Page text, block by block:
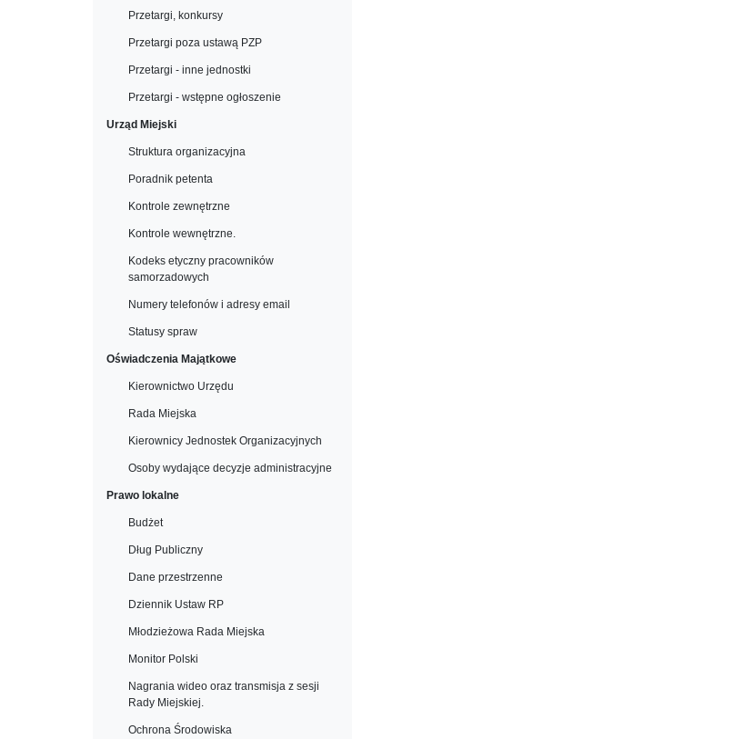
Przetargi, konkursy
Przetargi poza ustawą PZP
Przetargi - inne jednostki
Przetargi - wstępne ogłoszenie
Urząd Miejski
Struktura organizacyjna
Poradnik petenta
Kontrole zewnętrzne
Kontrole wewnętrzne.
Kodeks etyczny pracowników
samorzadowych
Numery telefonów i adresy email
Statusy spraw
Oświadczenia Majątkowe
Kierownictwo Urzędu
Rada Miejska
Kierownicy Jednostek Organizacyjnych
Osoby wydające decyzje administracyjne
Prawo lokalne
Budżet
Dług Publiczny
Dane przestrzenne
Dziennik Ustaw RP
Młodzieżowa Rada Miejska
Monitor Polski
Nagrania wideo oraz transmisja z sesji
Rady Miejskiej.
Ochrona Środowiska